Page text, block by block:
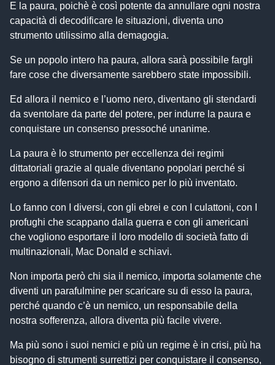
E la paura, poichè è così potente da annullare ogni nostra
capacità di decodificare le situazioni, diventa uno
strumento utilissimo alla demagogia.
Se un popolo intero ha paura, allora sarà possibile fargli
fare cose che diversamente sarebbero state impossibili.
Ed allora il nemico e l’uomo nero, diventano gli stendardi
da sventolare da parte del potere, per indurre la paura e
conquistare un consenso pressoché unanime.
La paura è lo strumento per eccellenza dei regimi
dittatoriali grazie al quale diventano popolari perché si
ergono a difensori da un nemico per lo più inventato.
Lo fanno con I diversi, con gli ebrei e con I culattoni, con I
profughi che scappano dalla guerra e con gli americani
che vogliono esportare il loro modello di società fatto di
multinazionali, Mac Donald e schiavi.
Non importa però chi sia il nemico, importa solamente che
diventi un parafulmine per scaricare su di esso la paura,
perché quando c’è un nemico, un responsabile della
nostra sofferenza, allora diventa più facile vivere.
Ma più sono i suoi nemici e più un regime è in crisi, più ha
bisogno di strumenti surrettizi per conquistare il consenso,